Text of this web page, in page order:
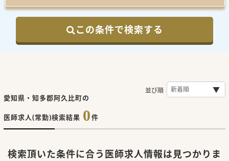
この条件で検索する
愛知県・知多郡阿久比町の
医師求人(常勤)検索結果 0件
並び順
検索頂いた条件に合う医師求人情報は見つかりま